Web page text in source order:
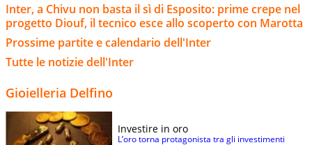
Inter, a Chivu non basta il sì di Esposito: prime crepe nel
progetto Diouf, il tecnico esce allo scoperto con Marotta
Prossime partite e calendario dell'Inter
Tutte le notizie dell'Inter
Gioielleria Delfino
Investire in oro
L’oro torna protagonista tra gli investimenti